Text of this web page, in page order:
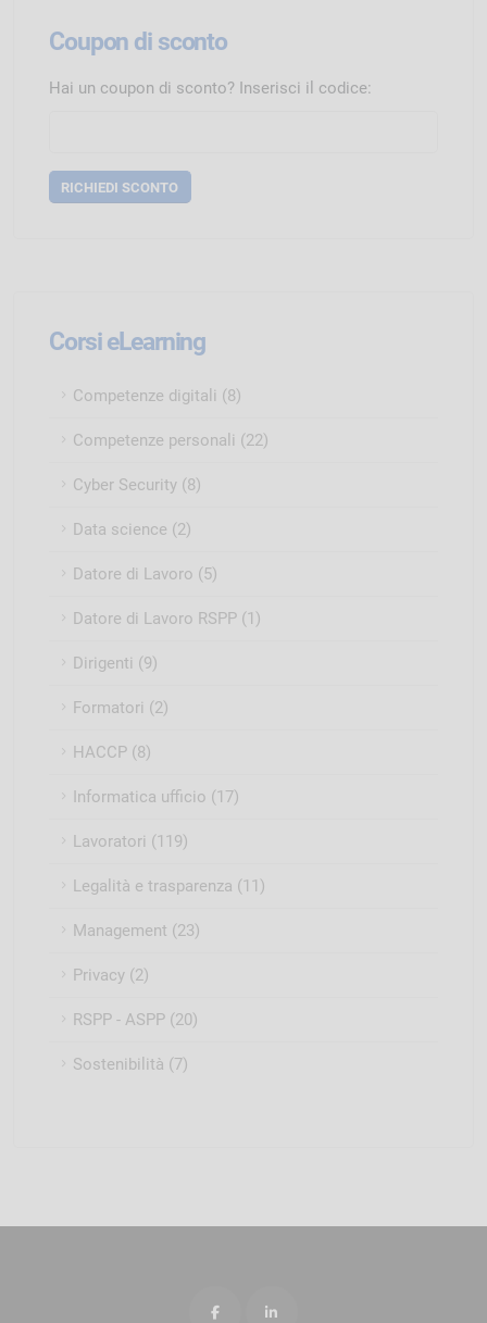
Coupon di sconto
Hai un coupon di sconto? Inserisci il codice:
Corsi eLearning
Competenze digitali (8)
Competenze personali (22)
Cyber Security (8)
Data science (2)
Datore di Lavoro (5)
Datore di Lavoro RSPP (1)
Dirigenti (9)
Formatori (2)
HACCP (8)
Informatica ufficio (17)
Lavoratori (119)
Legalità e trasparenza (11)
Management (23)
Privacy (2)
RSPP - ASPP (20)
Sostenibilità (7)